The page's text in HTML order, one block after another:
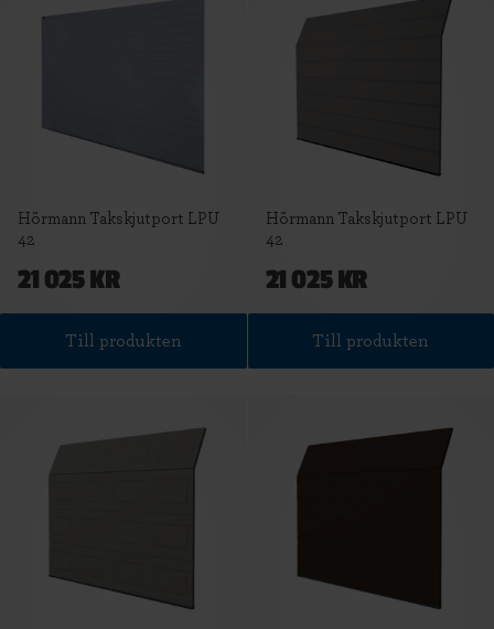
Hörmann Takskjutport LPU
42
21 025 KR
Till produkten
Hörmann Takskjutport LPU
42
21 025 KR
Till produkten